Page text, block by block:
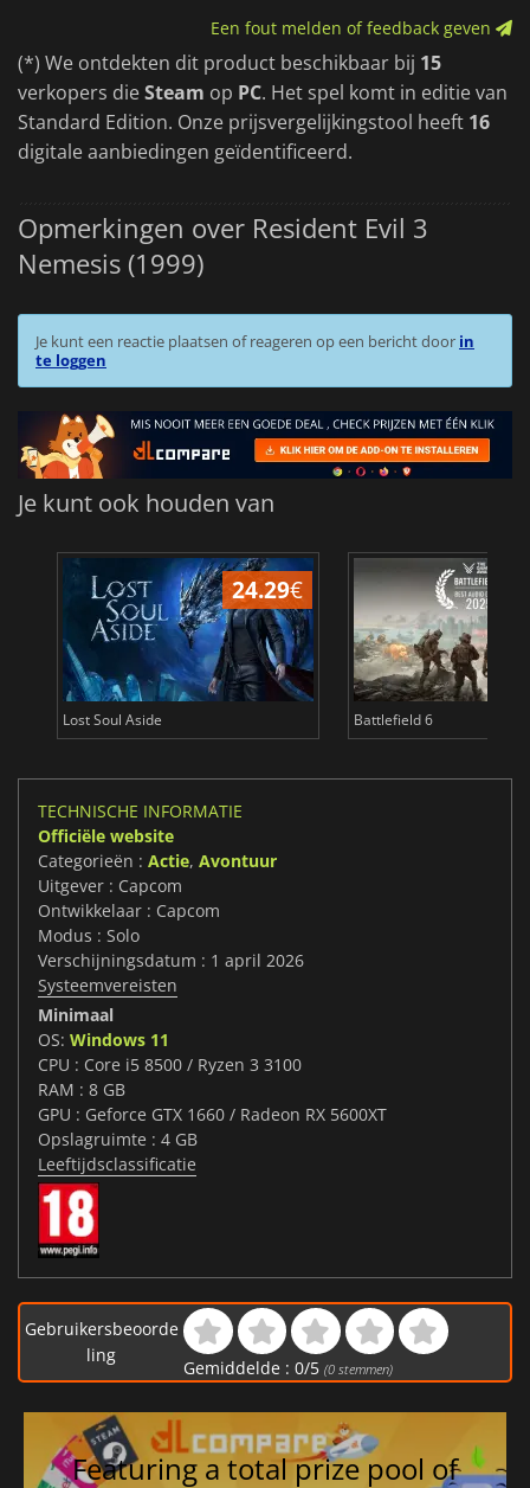
Een fout melden of feedback geven
(*) We ontdekten dit product beschikbaar bij 15
verkopers dieSteam op PC. Het spel komt in editie van
Standard Edition. Onze prijsvergelijkingstool heeft 16
digitale aanbiedingen geïdentificeerd.
Opmerkingen over Resident Evil 3
Nemesis (1999)
Je kunt een reactie plaatsen of reageren op een bericht door in
te loggen
Je kunt ook houden van
24.29€
Lost Soul Aside Battlefield 6
TECHNISCHE INFORMATIE
Officiële website
Categorieën : Actie, Avontuur
Uitgever : Capcom
Ontwikkelaar : Capcom
Modus : Solo
Verschijningsdatum : 1 april 2026
Systeemvereisten
Minimaal
OS: Windows 11
CPU : Core i5 8500 / Ryzen 3 3100
RAM : 8 GB
GPU : Geforce GTX 1660 / Radeon RX 5600XT
Opslagruimte : 4 GB
Leeftijdsclassificatie
Gebruikersbeoorde
ling
Gemiddelde : 0/5 (0stemmen)
Featuring a total prize pool of